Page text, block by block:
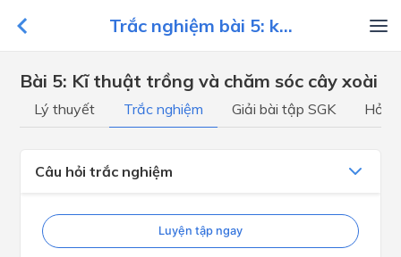
Trắc nghiệm bài 5: k...
Bài 5: Kĩ thuật trồng và chăm sóc cây xoài
Lý thuyết Trắc nghiệm Giải bài tập SGK Hỏi
Câu hỏi trắc nghiệm
Luyện tập ngay